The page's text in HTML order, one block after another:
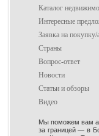
Каталог
Интересные
Заявка на покупку/
Страны
Вопрос-ответ
Новости
Статьи и обзоры
Видео
Мы поможем вам
за границей — в